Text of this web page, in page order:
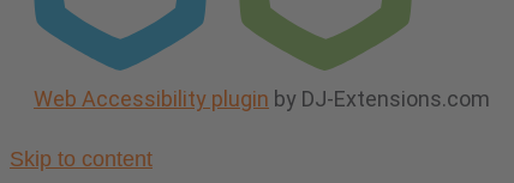
Web Accessibility plugin by DJ-Extensions.com
Skip to content